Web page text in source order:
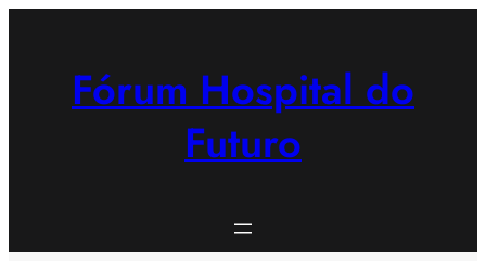
Fórum Hospital do
Futuro